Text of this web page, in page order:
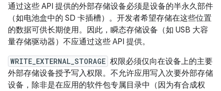
通过这些 API 提供的外部存储设备必须是设备的半永久部件
（如电池盒中的 SD 卡插槽）。开发者希望存储在这些位置
的数据可供长期使用。因此，瞬态存储设备（如 USB 大容
量存储驱动器）不应通过这些 API 提供。
WRITE_EXTERNAL_STORAGE 权限必须仅向在设备上的主要
外部存储设备授予写入权限。不允许应用写入次要外部存储
设备，除非是在应用的软件包专属目录中（因为有合成权